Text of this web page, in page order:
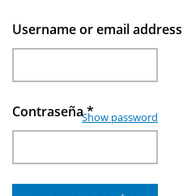
Username or email address
Contraseña*
Show password